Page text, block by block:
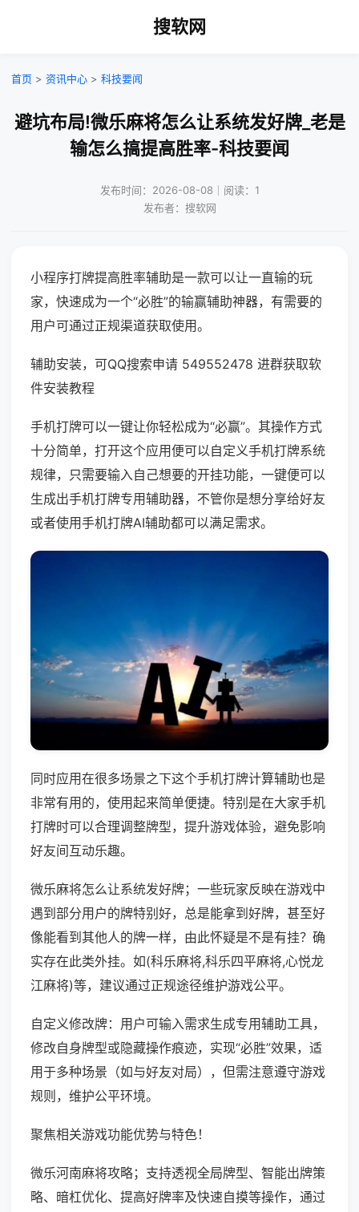
搜软网
首页 > 资讯中心 > 科技要闻
避坑布局!微乐麻将怎么让系统发好牌_老是
输怎么搞提高胜率-科技要闻
发布时间：2026-08-08｜阅读：1
发布者：搜软网
小程序打牌提高胜率辅助是一款可以让一直输的玩
家，快速成为一个“必胜”的输赢辅助神器，有需要的
用户可通过正规渠道获取使用。
辅助安装，可QQ搜索申请 549552478 进群获取软
件安装教程
手机打牌可以一键让你轻松成为“必赢”。其操作方式
十分简单，打开这个应用便可以自定义手机打牌系统
规律，只需要输入自己想要的开挂功能，一键便可以
生成出手机打牌专用辅助器，不管你是想分享给好友
或者使用手机打牌AI辅助都可以满足需求。
同时应用在很多场景之下这个手机打牌计算辅助也是
非常有用的，使用起来简单便捷。特别是在大家手机
打牌时可以合理调整牌型，提升游戏体验，避免影响
好友间互动乐趣。
微乐麻将怎么让系统发好牌；一些玩家反映在游戏中
遇到部分用户的牌特别好，总是能拿到好牌，甚至好
像能看到其他人的牌一样，由此怀疑是不是有挂？确
实存在此类外挂。如(科乐麻将,科乐四平麻将,心悦龙
江麻将)等，建议通过正规途径维护游戏公平。
自定义修改牌：用户可输入需求生成专用辅助工具，
修改自身牌型或隐藏操作痕迹，实现“必胜”效果，适
用于多种场景（如与好友对局），但需注意遵守游戏
规则，维护公平环境。
聚焦相关游戏功能优势与特色！
微乐河南麻将攻略；支持透视全局牌型、智能出牌策
略、暗杠优化、提高好牌率及快速自摸等操作，通过